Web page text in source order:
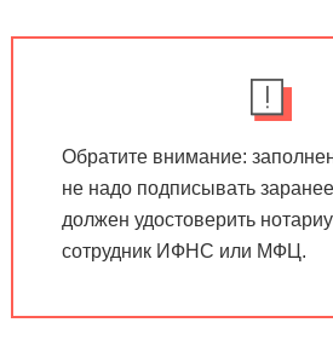
Обратите внимание:
не надо подписывать
должен удостоверить
сотрудник ИФНС или МФЦ.